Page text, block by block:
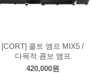
[CORT] 콜트 앰프 MIX5 /
다목적 콤보 앰프
420,000원